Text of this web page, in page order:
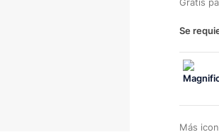
Se
Más